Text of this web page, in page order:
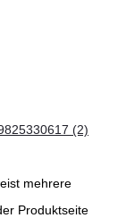
mehrere
Produktseite